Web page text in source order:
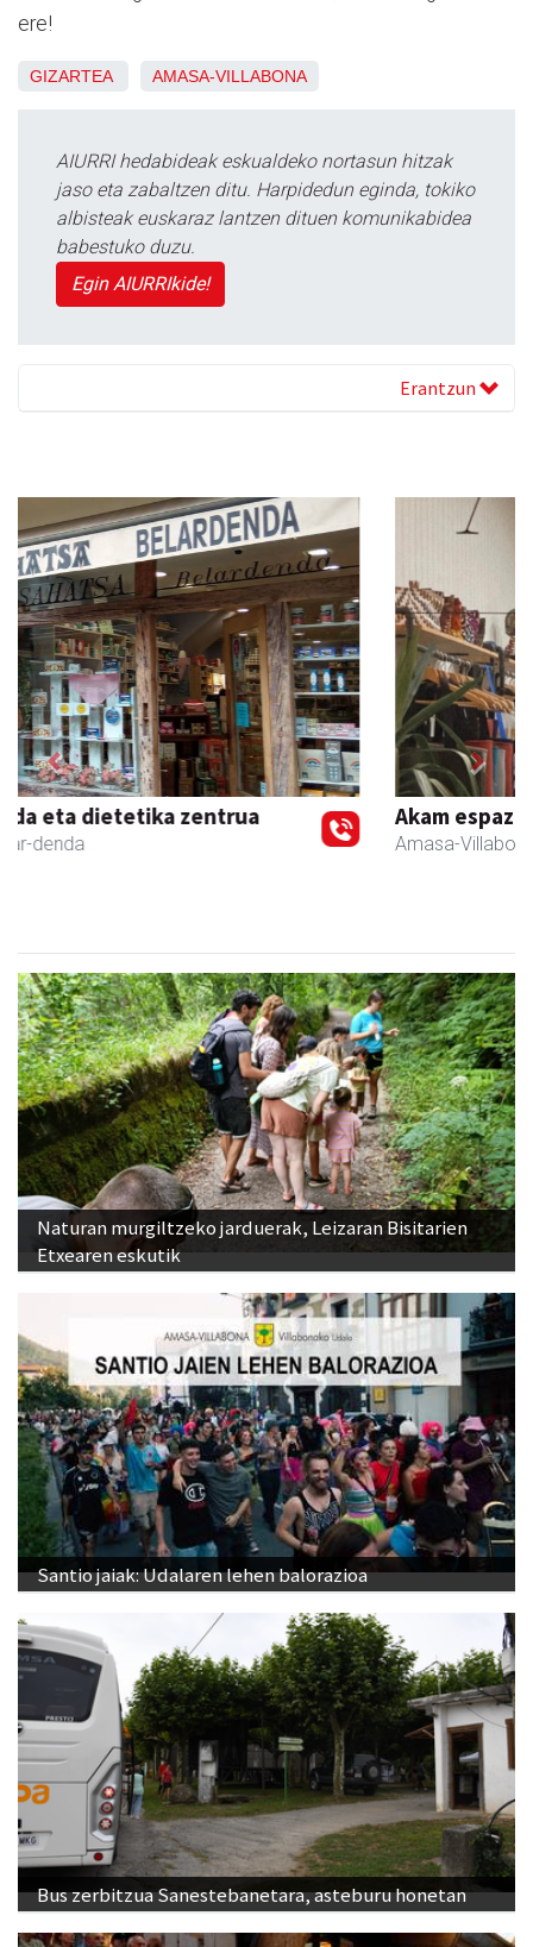
ere!
GIZARTEA AMASA-VILLABONA
AIURRI hedabideak eskualdeko nortasun hitzak
jaso eta zabaltzen ditu. Harpidedun eginda, tokiko
albisteak euskaraz lantzen dituen komunikabidea
babestuko duzu.
Egin AIURRIkide!
Erantzun
Akam espazioa
Amasa-Villabona
Previous Next
Naturan murgiltzeko jarduerak, Leizaran Bisitarien
Etxearen eskutik
Santio jaiak: Udalaren lehen balorazioa
Bus zerbitzua Sanestebanetara, asteburu honetan